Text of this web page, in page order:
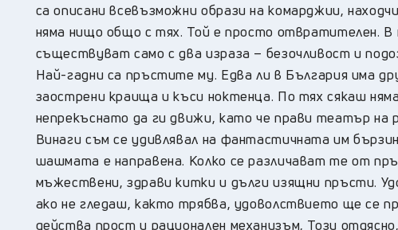
са описани всевъзможни образи на комарджии,
няма нищо общо с тях. Той е просто отвратителен. В
съществуват само с два израза – безочливост и
Най-гадни са пръстите му. Едва ли в България има
заострени краища и къси ноктенца. По тях сякаш
непрекъснато да ги движи, като че прави театър на
Винаги съм се удивлявал на фантастичната им
шашмата е направена. Колко се различават те от
мъжествени, здрави китки и дълги изящни пръсти.
ако не гледаш, както трябва, удоволствието ще се
действа прост и рационален механизъм, Този